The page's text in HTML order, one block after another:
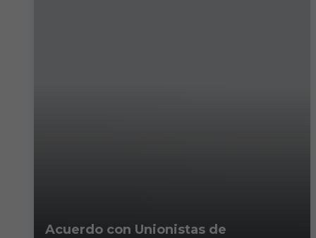
Acuerdo con Unionistas de